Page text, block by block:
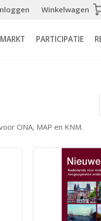
PARTICIPATIE
Winkelwagen
ONA, MAP en KNM.